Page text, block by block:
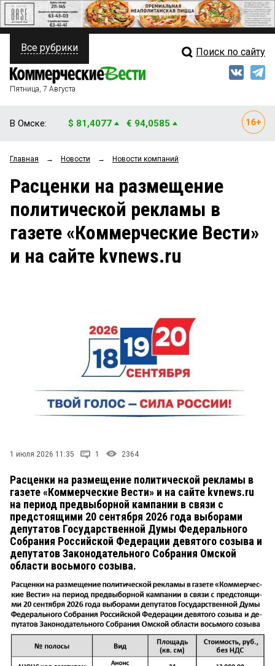
ПОЛИТИКА
ФИНАНСЫ
ОБЩЕСТВО
ЗАКОН
НОВОСТИ КОМПАНИЙ
ПРОИСШЕСТВИЯ
Свежий выпуск
Мнения
Рейтинги
Блоги
Архив
Все рубрики Поиск по сайту
Пятница, 7 Августа
В Омске: $ 81,4077 € 94,0585
Главная → Новости → Новости компаний
Расценки на размещение
политической рекламы в
газете «Коммерческие Вести»
и на сайте kvnews.ru
1 июля 2026 11:35 1 2364
Расценки на размещение политической рекламы в
газете «Коммерческие Вести» и на сайте kvnews.ru
на период предвыборной кампании в связи с
предстоящими 20 сентября 2026 года выборами
депутатов Государственной Думы Федерального
Собрания Российской Федерации девятого созыва и
депутатов Законодательного Собрания Омской
области восьмого созыва.